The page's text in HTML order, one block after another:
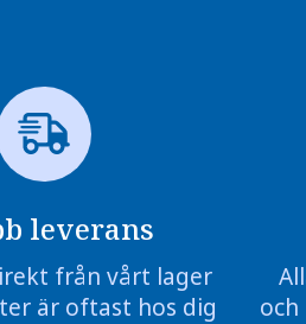
leverans
från vårt lager
är oftast hos dig